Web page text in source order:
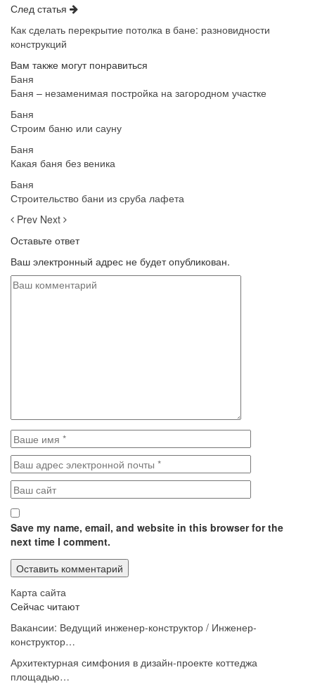
След статья
Как сделать перекрытие потолка в бане: разновидности
конструкций
Вам также могут понравиться
Баня
Баня – незаменимая постройка на загородном участке
Баня
Строим баню или сауну
Баня
Какая баня без веника
Баня
Строительство бани из сруба лафета
Prev Next
Оставьте ответ
Ваш электронный адрес не будет опубликован.
Save my name, email, and website in this browser for the
next time I comment.
Карта сайта
Сейчас читают
Вакансии: Ведущий инженер-конструктор / Инженер-
конструктор…
Архитектурная симфония в дизайн-проекте коттеджа
площадью…